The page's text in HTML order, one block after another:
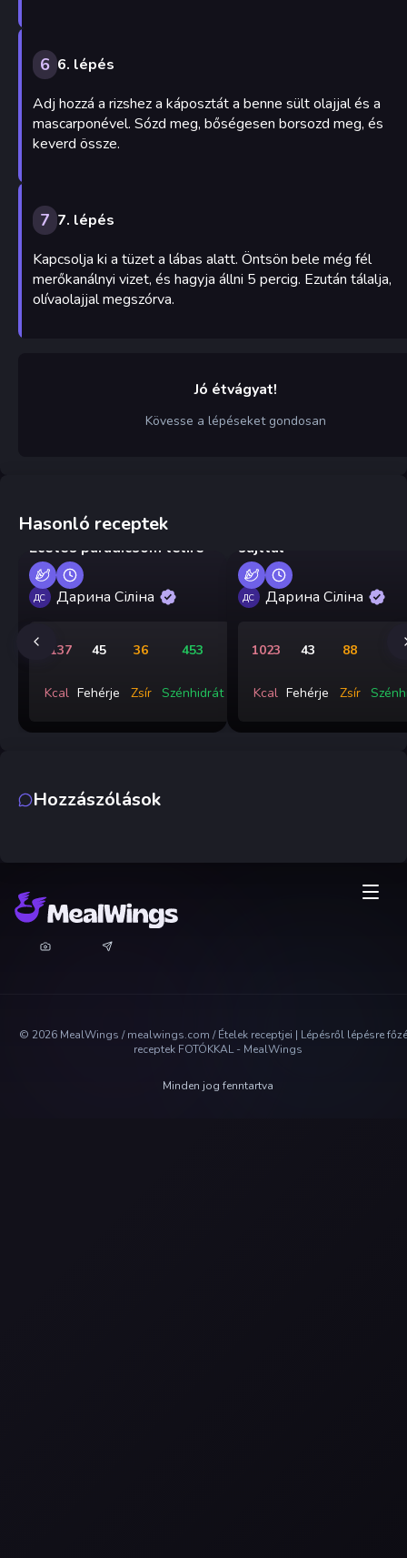
6 6. lépés
Adj hozzá a rizshez a káposztát a benne sült olajjal és a
mascarponével. Sózd meg, bőségesen borsozd meg, és
keverd össze.
7 7. lépés
Kapcsolja ki a tüzet a lábas alatt. Öntsön bele még fél
merőkanálnyi vizet, és hagyja állni 5 percig. Ezután tálalja,
olívaolajjal megszórva.
Jó étvágyat!
Kövesse a lépéseket gondosan
Hasonló receptek
Ecetes paradicsom télire
ДС Дарина Сіліна
2137
Kcal
45
Fehérje
36
Zsír
453
Szénhidrát
sajttal
ДС Дарина Сіліна
1023
Kcal
43
Fehérje
88
Zsír
Hozzászólások
© 2026 MealWings / mealwings.com /Ételek receptjei | Lépésről lépésre
receptek FOTÓKKAL - MealWings
Minden jog fenntartva